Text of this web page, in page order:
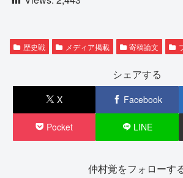
歴史戦 メディア掲載 寄稿論文
シェアする
X Facebook
Pocket LINE
仲村覚をフォローす